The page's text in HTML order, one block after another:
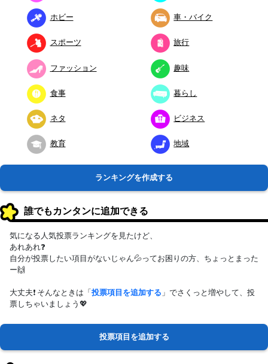
ホビー 車・バイク
スポーツ 旅行
ファッション 趣味
食事 暮らし
ネタ ビジネス
教育 地域
ランキングを作成する
誰でもカンタンに追加できる
気になる人気投票ランキングを見たけど、
あれあれ❓
自分が投票したい項目がないじゃん💦ってお困りの方、ちょっとまった
ー🙌
大丈夫❗ そんなときは「投票項目を追加する 」でさくっと増やして、投
票しちゃいましょう💖
投票項目を追加する